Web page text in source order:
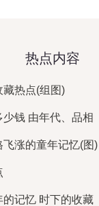
热点内容
藏热点(组图)
钱 由年代、品相
涨的童年记忆(图)
记忆 时下的收藏